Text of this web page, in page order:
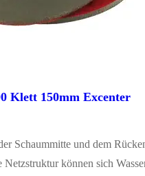
Klett 150mm Excenter
Schaummitte und dem
können sich